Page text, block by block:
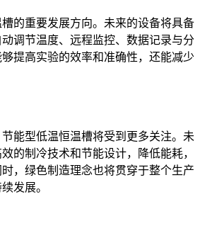
的重要发展方向。未来的设备将具备
调节温度、远程监控、数据记录与分
提高实验的效率和准确性，还能减少
能型低温恒温槽将受到更多关注。未
的制冷技术和节能设计，降低能耗，
，绿色制造理念也将贯穿于整个生产
发展。